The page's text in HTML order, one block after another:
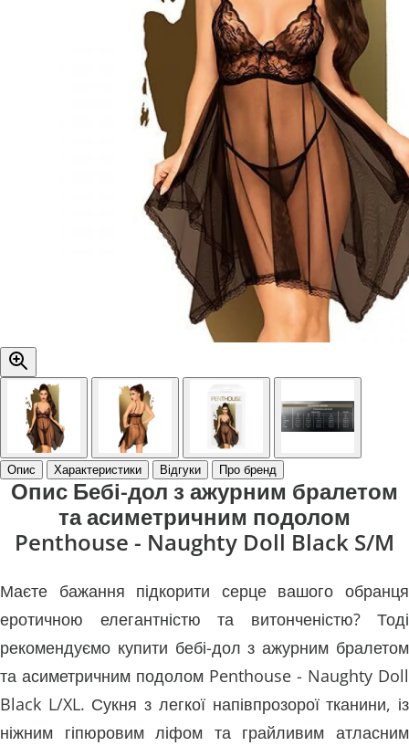
Опис Характеристики Відгуки Про бренд
Опис Бебі-дол з ажурним бралетом
та асиметричним подолом
Penthouse - Naughty Doll Black S/M
Маєте бажання підкорити серце вашого обранця
еротичною елегантністю та витонченістю? Тоді
рекомендуємо купити бебі-дол з ажурним бралетом
та асиметричним подолом Penthouse - Naughty Doll
Black L/XL. Сукня з легкої напівпрозорої тканини, із
ніжним гіпюровим ліфом та грайливим атласним